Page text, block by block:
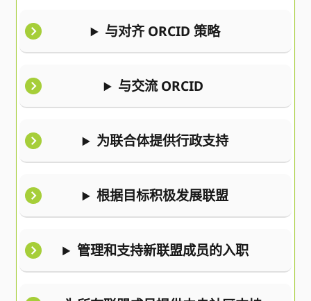
与对齐 ORCID 策略
与交流 ORCID
为联合体提供行政支持
根据目标积极发展联盟
管理和支持新联盟成员的入职